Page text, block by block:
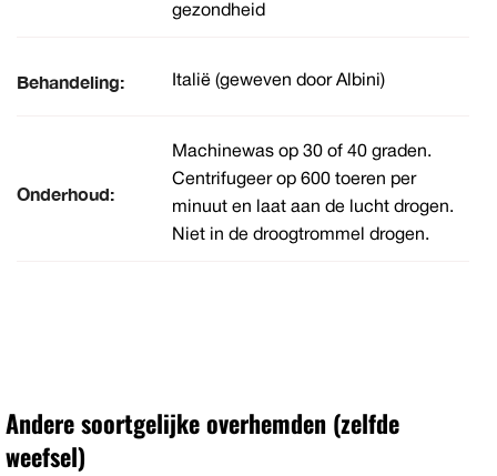
gezondheid
Behandeling: Italië (geweven door Albini)
Onderhoud:
Machinewas op 30 of 40 graden.
Centrifugeer op 600 toeren per
minuut en laat aan de lucht drogen.
Niet in de droogtrommel drogen.
Andere soortgelijke overhemden (zelfde
weefsel)